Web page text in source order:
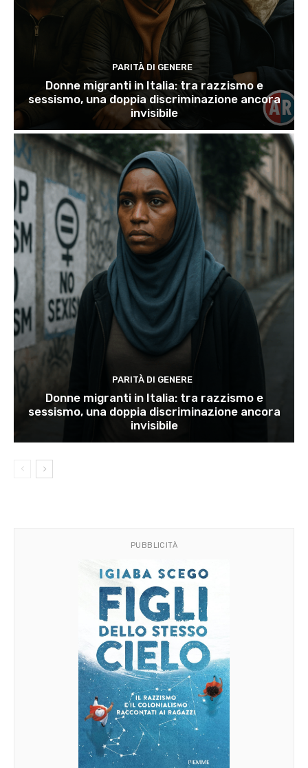
PARITÀ DI GENERE
Donne migranti in Italia: tra razzismo e
sessismo, una doppia discriminazione ancora
invisibile
PARITÀ DI GENERE
Donne migranti in Italia: tra razzismo e
sessismo, una doppia discriminazione ancora
invisibile
PUBBLICITÀ